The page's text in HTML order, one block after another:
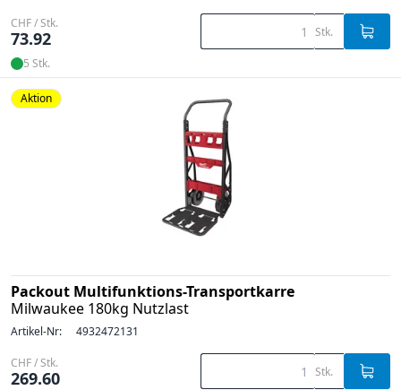
CHF / Stk.
73.92 Stk.
5 Stk.
Aktion
Packout Multifunktions-Transportkarre
Milwaukee 180kg Nutzlast
Artikel-Nr: 4932472131
CHF / Stk.
269.60 Stk.